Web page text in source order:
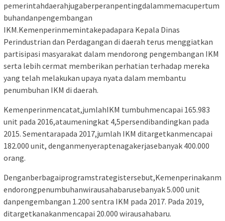
pemerintahdaerahjugaberperanpentingdalammemacupertum
buhandanpengembangan
IKM.Kemenperinmemintakepadapara Kepala Dinas
Perindustrian dan Perdagangan di daerah terus menggiatkan
partisipasi masyarakat dalam mendorong pengembangan IKM
serta lebih cermat memberikan perhatian terhadap mereka
yang telah melakukan upaya nyata dalam membantu
penumbuhan IKM di daerah.
Kemenperinmencatat,jumlahIKM tumbuhmencapai 165.983
unit pada 2016,ataumeningkat 4,5persendibandingkan pada
2015. Sementarapada 2017,jumlah IKM ditargetkanmencapai
182.000 unit, denganmenyeraptenagakerjasebanyak 400.000
orang.
Denganberbagaiprogramstrategistersebut,Kemenperinakanm
endorongpenumbuhanwirausahabarusebanyak 5.000 unit
danpengembangan 1.200 sentra IKM pada 2017. Pada 2019,
ditargetkanakanmencapai 20.000 wirausahabaru.